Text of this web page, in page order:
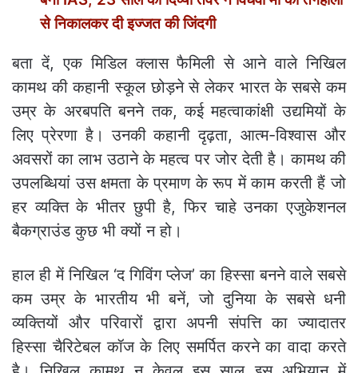
से निकालकर दी इज्जत की जिंदगी
बता दें, एक मिडिल क्लास फैमिली से आने वाले निखिल
कामथ की कहानी स्कूल छोड़ने से लेकर भारत के सबसे कम
उम्र के अरबपति बनने तक, कई महत्वाकांक्षी उद्यमियों के
लिए प्रेरणा है। उनकी कहानी दृढ़ता, आत्म-विश्वास और
अवसरों का लाभ उठाने के महत्व पर जोर देती है। कामथ की
उपलब्धियां उस क्षमता के प्रमाण के रूप में काम करती हैं जो
हर व्यक्ति के भीतर छुपी है, फिर चाहे उनका एजुकेशनल
बैकग्राउंड कुछ भी क्यों न हो।
हाल ही में निखिल ‘द गिविंग प्लेज’ का हिस्सा बनने वाले सबसे
कम उम्र के भारतीय भी बनें, जो दुनिया के सबसे धनी
व्यक्तियों और परिवारों द्वारा अपनी संपत्ति का ज्यादातर
हिस्सा चैरिटेबल कॉज के लिए समर्पित करने का वादा करते